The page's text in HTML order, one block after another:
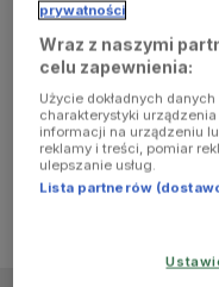
console for
more
information)
prywatności
Wraz z naszymi
celu zapewnienia:
Użycie dokładnych
charakterystyki
informacji na urządzeniu
reklamy i treści, pomiar
ulepszanie usług.
Lista partnerów